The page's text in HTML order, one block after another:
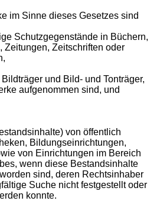
im Sinne dieses Gesetzes sind
Schutzgegenstände in Büchern,
Zeitungen, Zeitschriften oder
und Bild- und Tonträger,
aufgenommen sind, und
von öffentlich
Bildungseinrichtungen,
von Einrichtungen im Bereich
wenn diese Bestandsinhalte
sind, deren Rechtsinhaber
Suche nicht festgestellt oder
konnte.